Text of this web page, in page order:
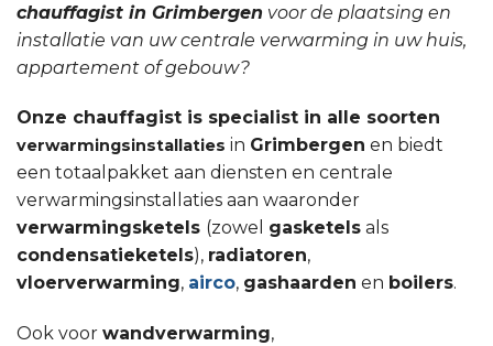
chauffagist in Grimbergen voor de plaatsing en
installatie van uw centrale verwarming in uw huis,
appartement of gebouw?
Onze chauffagist is specialist in alle soorten
verwarmingsinstallaties in Grimbergen en biedt
een totaalpakket aan diensten en centrale
verwarmingsinstallaties aan waaronder
verwarmingsketels (zowel gasketels als
condensatieketels), radiatoren,
vloerverwarming, airco, gashaarden en boilers.
Ook voor wandverwarming,